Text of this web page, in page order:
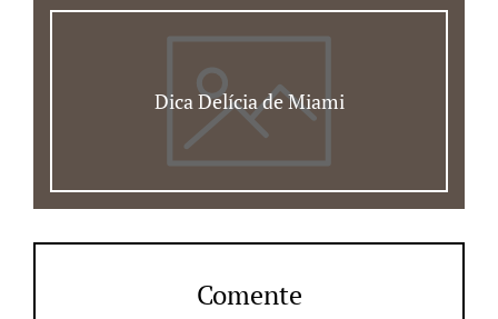
Dica Delícia de Miami
Comente